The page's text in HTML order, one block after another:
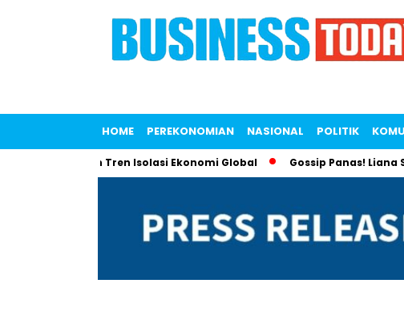
HOME PEREKONOMIAN NASIONAL POLITIK
Lawan Tren Isolasi Ekonomi Global Gossip Panas! Liana